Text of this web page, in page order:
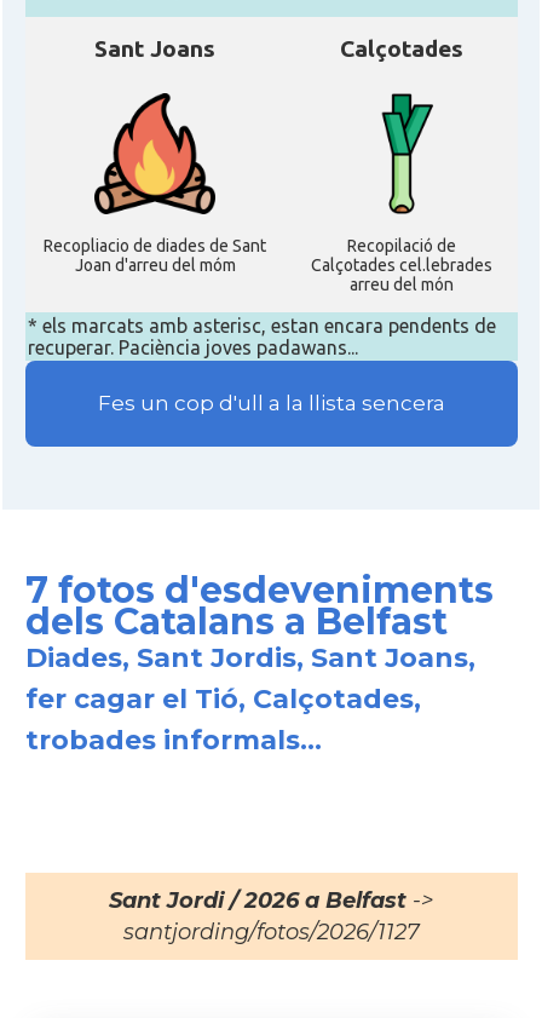
Sant Joans
Recopliacio de diades de Sant
Joan d'arreu del móm
Calçotades
Recopilació de
Calçotades cel.lebrades
arreu del món
* els marcats amb asterisc, estan encara pendents de
recuperar. Paciència joves padawans...
Fes un cop d'ull a la llista sencera
7 fotos d'esdeveniments
dels Catalans a Belfast
Diades, Sant Jordis, Sant Joans,
fer cagar el Tió, Calçotades,
trobades informals...
Sant Jordi / 2026 a Belfast ->
santjording/fotos/2026/1127